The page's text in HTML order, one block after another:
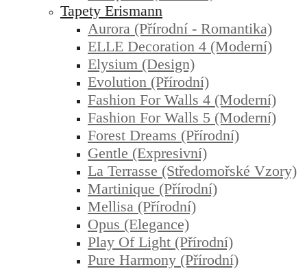
Tapety Erismann
Aurora (přírodní - Romantika)
ELLE Decoration 4 (moderní)
Elysium (design)
Evolution (přírodní)
Fashion For Walls 4 (moderní)
Fashion For Walls 5 (moderní)
Forest Dreams (přírodní)
Gentle (expresivní)
La Terrasse (středomořské Vzory)
Martinique (přírodní)
Mellisa (přírodní)
Opus (elegance)
Play Of Light (přírodní)
Pure Harmony (přírodní)